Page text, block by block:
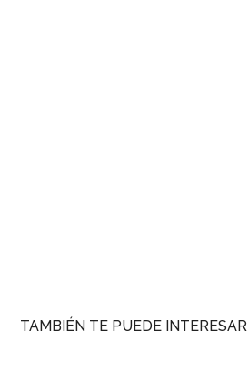
TAMBIÉN TE PUEDE INTERESAR